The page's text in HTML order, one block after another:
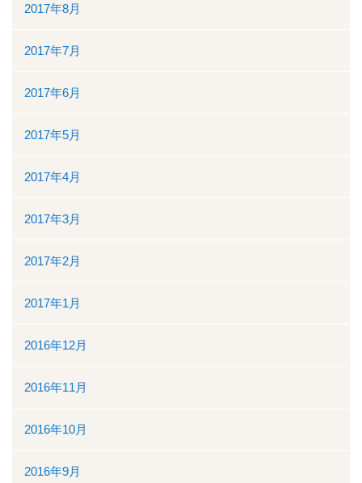
2017年8月
2017年7月
2017年6月
2017年5月
2017年4月
2017年3月
2017年2月
2017年1月
2016年12月
2016年11月
2016年10月
2016年9月